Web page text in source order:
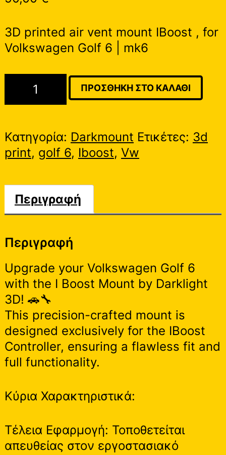
3D printed air vent mount IBoost , for
Volkswagen Golf 6 | mk6
|
IBoost
Air
Mount
ποσότητα
ΠΡΟΣΘΉΚΗ ΣΤΟ ΚΑΛΆΘΙ
Κατηγορία: Darkmount Ετικέτες: 3d
print, golf 6, Iboost, Vw
Περιγραφή
Περιγραφή
Upgrade your Volkswagen Golf 6
with the I Boost Mount by Darklight
3D! 🚗🔧
This precision-crafted mount is
designed exclusively for the IBoost
Controller, ensuring a flawless fit and
full functionality.
Κύρια Χαρακτηριστικά:
Τέλεια Εφαρμογή: Τοποθετείται
απευθείας στον εργοστασιακό